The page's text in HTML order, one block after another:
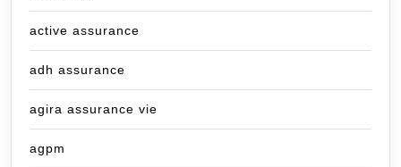
active assurance
adh assurance
agira assurance vie
agpm